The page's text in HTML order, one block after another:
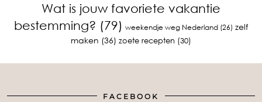
Wat is jouw favoriete vakantie
bestemming? (79) weekendje weg Nederland (26) zelf
maken (36) zoete recepten (30)
FACEBOOK